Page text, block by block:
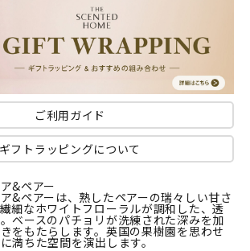
ご利用ガイド
ギフトラッピングについて
&ペアー
&ペアーは、熟したペアーの瑞々しい甘さ
細なホワイトフローラルが調和した、透
ベースのパチョリが洗練された深みを加
をもたらします。英国の果樹園を思わせ
満ちた空間を演出します。